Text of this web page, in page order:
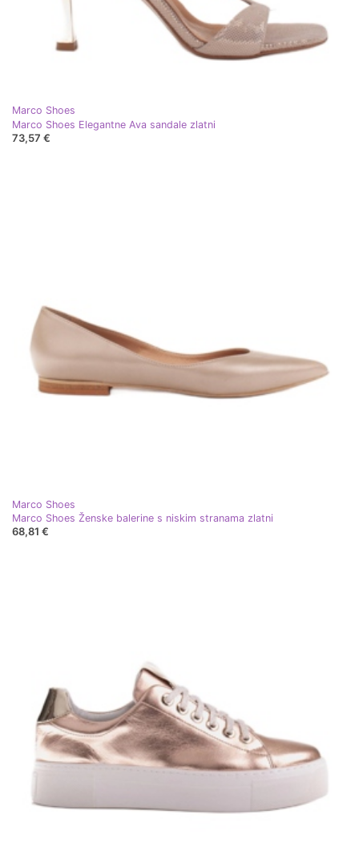
Marco Shoes
Marco Shoes Elegantne Ava sandale zlatni
73,57 €
Marco Shoes
Marco Shoes Ženske balerine s niskim stranama zlatni
68,81 €